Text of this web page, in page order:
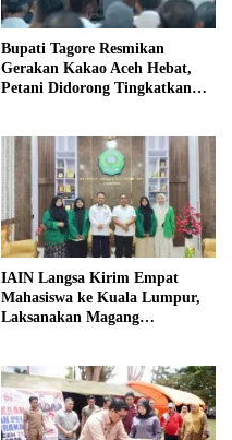
Bupati Tagore Resmikan
Gerakan Kakao Aceh Hebat,
Petani Didorong Tingkatkan
IAIN Langsa Kirim Empat
Mahasiswa ke Kuala Lumpur,
Laksanakan Magang